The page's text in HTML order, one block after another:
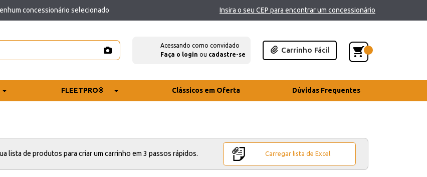
concessionário selecionado Insira o seu CEP para encontrar um concessionário
Acessando como convidado
Faça o login ou cadastre-se
Carrinho Fácil
FLEETPRO® Clássicos em Oferta Dúvidas Frequentes
lista de produtos para criar um carrinho em 3 passos rápidos. Carregar lista de Excel